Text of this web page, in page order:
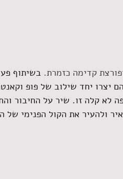
קדימה כזמרת. בשיתוף
הם יצרו יחד שילוב של פופ
לא קלה זו. שיר על החיבור
ולהעיר את הקול הפנימי של